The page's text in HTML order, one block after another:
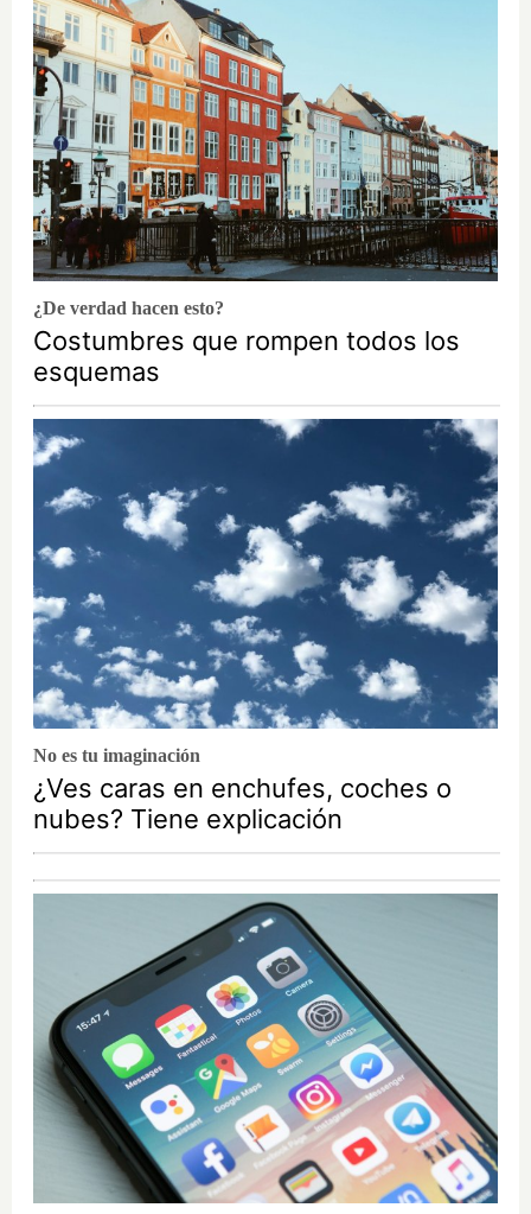
¿De verdad hacen esto?
Costumbres que rompen todos los
esquemas
No es tu imaginación
¿Ves caras en enchufes, coches o
nubes? Tiene explicación